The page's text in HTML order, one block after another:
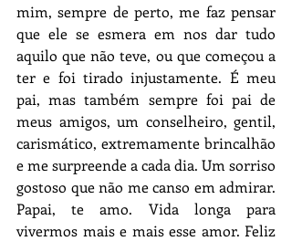
mim, sempre de perto, me faz pensar
que ele se esmera em nos dar tudo
aquilo que não teve, ou que começou a
ter e foi tirado injustamente. É meu
pai, mas também sempre foi pai de
meus amigos, um conselheiro, gentil,
carismático, extremamente brincalhão
e me surpreende a cada dia. Um sorriso
gostoso que não me canso em admirar.
Papai, te amo. Vida longa para
vivermos mais e mais esse amor. Feliz